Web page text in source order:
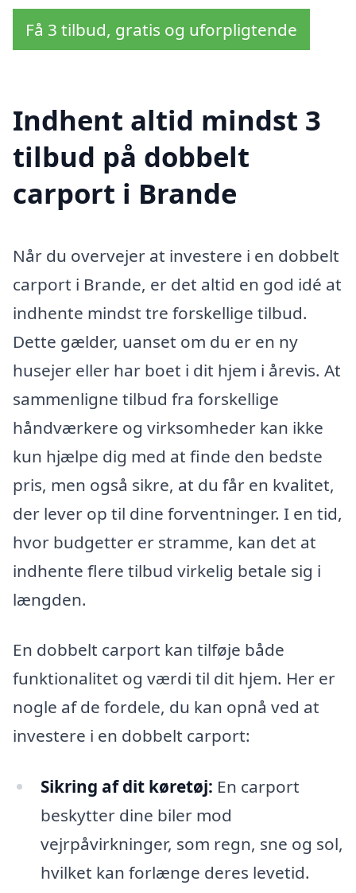
Få 3 tilbud, gratis og uforpligtende
Indhent altid mindst 3
tilbud på dobbelt
carport i Brande
Når du overvejer at investere i en dobbelt
carport i Brande, er det altid en god idé at
indhente mindst tre forskellige tilbud.
Dette gælder, uanset om du er en ny
husejer eller har boet i dit hjem i årevis. At
sammenligne tilbud fra forskellige
håndværkere og virksomheder kan ikke
kun hjælpe dig med at finde den bedste
pris, men også sikre, at du får en kvalitet,
der lever op til dine forventninger. I en tid,
hvor budgetter er stramme, kan det at
indhente flere tilbud virkelig betale sig i
længden.
En dobbelt carport kan tilføje både
funktionalitet og værdi til dit hjem. Her er
nogle af de fordele, du kan opnå ved at
investere i en dobbelt carport:
Sikring af dit køretøj: En carport
beskytter dine biler mod
vejrpåvirkninger, som regn, sne og sol,
hvilket kan forlænge deres levetid.